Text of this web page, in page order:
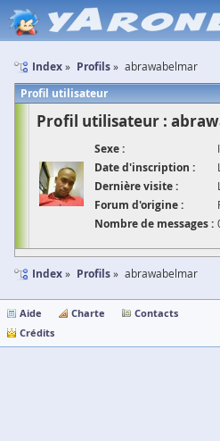
Index Profils abrawabelmar
Profil utilisateur
Profil utilisateur :
Sexe :
Date d'inscription :
Dernière visite :
Forum d'origine :
Nombre de messages :
Index Profils abrawabelmar
Aide Charte
Contacts
Crédits